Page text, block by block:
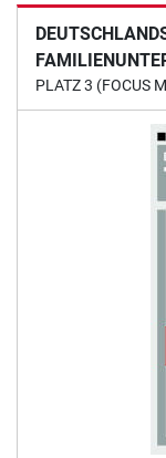
PLATZ 3 (FOCUS